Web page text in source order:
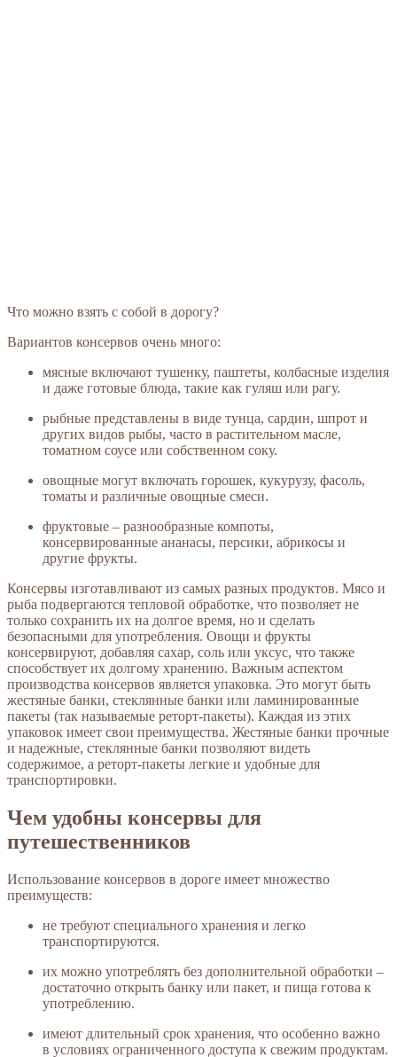
Что можно взять с собой в дорогу?
Вариантов консервов очень много:
мясные включают тушенку, паштеты, колбасные изделия
и даже готовые блюда, такие как гуляш или рагу.
рыбные представлены в виде тунца, сардин, шпрот и
других видов рыбы, часто в растительном масле,
томатном соусе или собственном соку.
овощные могут включать горошек, кукурузу, фасоль,
томаты и различные овощные смеси.
фруктовые – разнообразные компоты,
консервированные ананасы, персики, абрикосы и
другие фрукты.
Консервы изготавливают из самых разных продуктов. Мясо и
рыба подвергаются тепловой обработке, что позволяет не
только сохранить их на долгое время, но и сделать
безопасными для употребления. Овощи и фрукты
консервируют, добавляя сахар, соль или уксус, что также
способствует их долгому хранению. Важным аспектом
производства консервов является упаковка. Это могут быть
жестяные банки, стеклянные банки или ламинированные
пакеты (так называемые реторт-пакеты). Каждая из этих
упаковок имеет свои преимущества. Жестяные банки прочные
и надежные, стеклянные банки позволяют видеть
содержимое, а реторт-пакеты легкие и удобные для
транспортировки.
Чем удобны консервы для
путешественников
Использование консервов в дороге имеет множество
преимуществ:
не требуют специального хранения и легко
транспортируются.
их можно употреблять без дополнительной обработки –
достаточно открыть банку или пакет, и пища готова к
употреблению.
имеют длительный срок хранения, что особенно важно
в условиях ограниченного доступа к свежим продуктам.